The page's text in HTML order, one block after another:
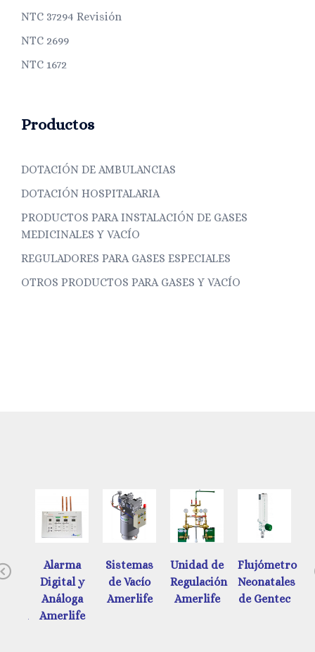
NTC 37294 Revisión
NTC 2699
NTC 1672
Productos
DOTACIÓN DE AMBULANCIAS
DOTACIÓN HOSPITALARIA
PRODUCTOS PARA INSTALACIÓN DE GASES
MEDICINALES Y VACÍO
REGULADORES PARA GASES ESPECIALES
OTROS PRODUCTOS PARA GASES Y VACÍO
Previous
Alarma
Digital y
Análoga
Amerlife
Sistemas
de Vacío
Amerlife
Unidad de
Regulación
Amerlife
Flujómetros
Neonatales
de Gentec